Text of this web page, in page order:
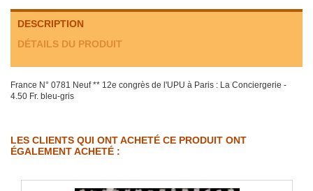
DESCRIPTION
DÉTAILS DU PRODUIT
France N° 0781 Neuf ** 12e congrès de l'UPU à Paris : La Conciergerie -
4.50 Fr. bleu-gris
LES CLIENTS QUI ONT ACHETÉ CE PRODUIT ONT
ÉGALEMENT ACHETÉ :